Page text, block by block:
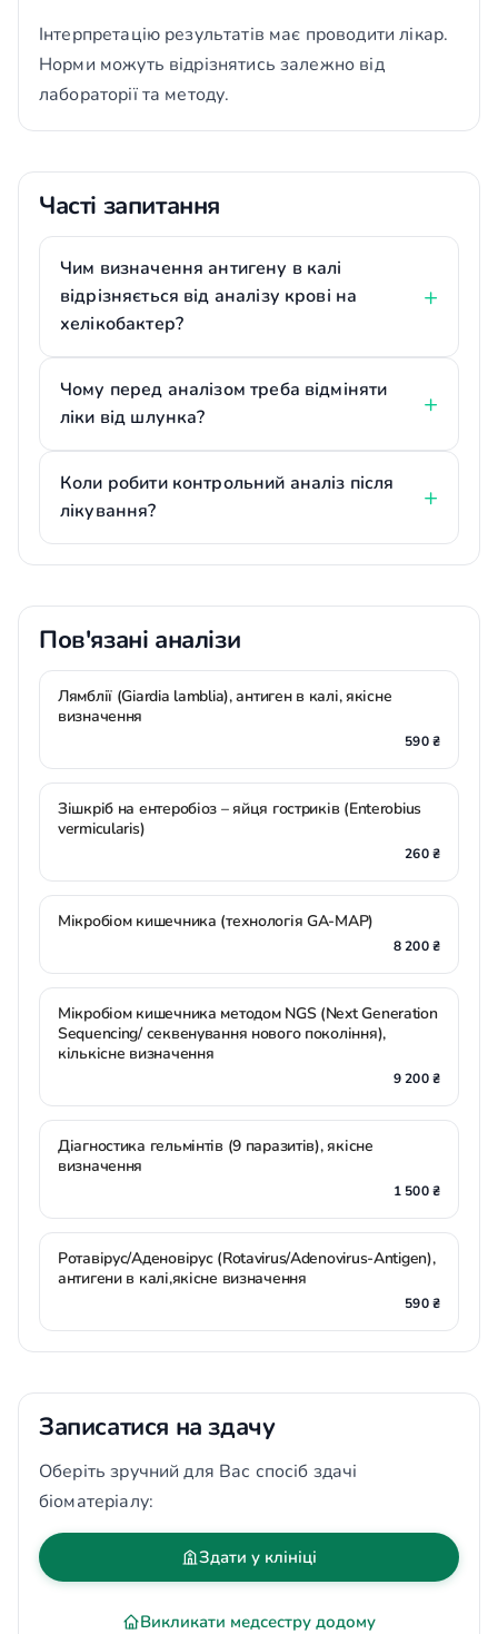
Інтерпретацію результатів має проводити лікар.
Норми можуть відрізнятись залежно від
лабораторії та методу.
Часті запитання
Чим визначення антигену в калі
відрізняється від аналізу крові на
хелікобактер?
Чому перед аналізом треба відміняти
ліки від шлунка?
Коли робити контрольний аналіз після
лікування?
Пов'язані аналізи
Лямблії (Giardia lamblia), антиген в калі, якісне
визначення
590 ₴
Зішкріб на ентеробіоз – яйця гостриків (Enterobius
vermicularis)
260 ₴
Мікробіом кишечника (технологія GA-MAP)
8 200 ₴
Мікробіом кишечника методом NGS (Next Generation
Sequencing/ секвенування нового покоління),
кількісне визначення
9 200 ₴
Діагностика гельмінтів (9 паразитів), якісне
визначення
1 500 ₴
Ротавірус/Аденовірус (Rotavirus/Adenovirus-Antigen),
антигени в калі,якісне визначення
590 ₴
Записатися на здачу
Оберіть зручний для Вас спосіб здачі
біоматеріалу:
Здати у клініці
Викликати медсестру додому